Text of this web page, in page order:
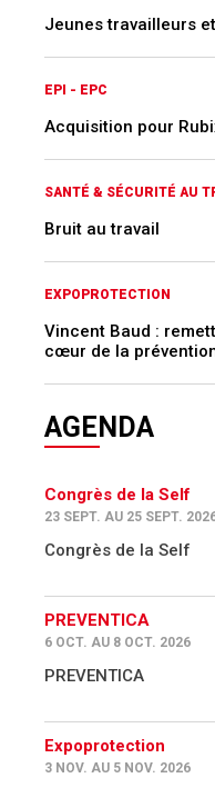
Jeunes travailleurs
EPI - EPC
Acquisition pour
SANTÉ & SÉCURITÉ AU
Bruit au travail
EXPOPROTECTION
Vincent Baud :
cœur de la
AGENDA
Congrès de la Self
23 SEPT. AU 25 SEPT.
Congrès de la Self
PREVENTICA
6 OCT. AU 8 OCT. 2026
PREVENTICA
Expoprotection
3 NOV. AU 5 NOV. 2026